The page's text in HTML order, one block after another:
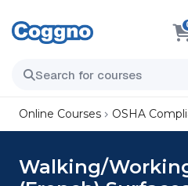
Online Courses OSHA
Walking/Working